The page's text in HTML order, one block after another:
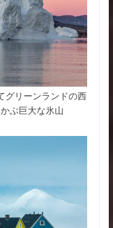
グリーンランドの西
ぶ巨大な氷山